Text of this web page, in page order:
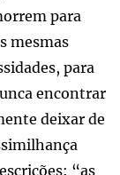
para
mesmas
para
encontrar
deixar de
“as